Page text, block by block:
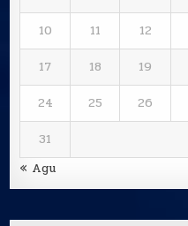
10
11 12
17
18 19
24
25 26
31
« Agu